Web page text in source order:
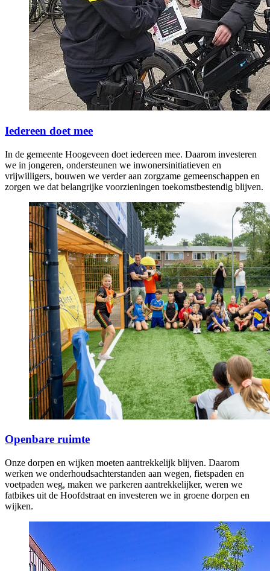
Iedereen doet mee
In de gemeente Hoogeveen doet iedereen mee. Daarom investeren
we in jongeren, ondersteunen we inwonersinitiatieven en
vrijwilligers, bouwen we verder aan zorgzame gemeenschappen en
zorgen we dat belangrijke voorzieningen toekomstbestendig blijven.
Openbare ruimte
Onze dorpen en wijken moeten aantrekkelijk blijven. Daarom
werken we onderhoudsachterstanden aan wegen, fietspaden en
voetpaden weg, maken we parkeren aantrekkelijker, weren we
fatbikes uit de Hoofdstraat en investeren we in groene dorpen en
wijken.